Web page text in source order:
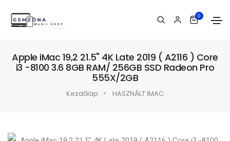
0
Apple iMac 19,2 21.5" 4K Late 2019 ( A2116 ) Core
i3 -8100 3.6 8GB RAM/ 256GB SSD Radeon Pro
555X/2GB
Kezdőlap HASZNÁLT IMAC